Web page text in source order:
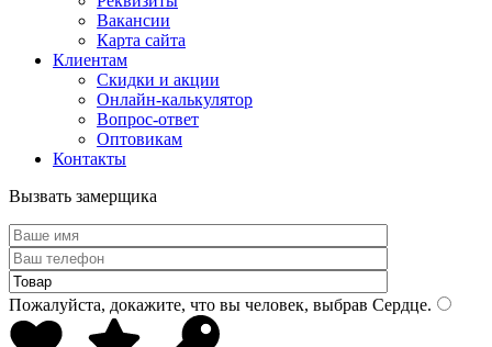
Вакансии
Карта сайта
Клиентам
Скидки и акции
Онлайн-калькулятор
Вопрос-ответ
Оптовикам
Контакты
Вызвать замерщика
Пожалуйста, докажите, что вы человек, выбрав Сердце.